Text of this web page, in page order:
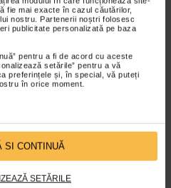
fie mai exacte în cazul căutărilor,
nostru. Partenerii noștri folosesc
publicitate personalizată pe baza
pentru a fi de acord cu aceste
setările” pentru a vă
preferințele și, în special, vă puteți
în orice moment.
SI CONTINUĂ
SETĂRILE
pot aparea ca
si comprimarii structurilor
si atunci vorbim de
pot aparea ca urmare a
in care vorbim de
cazul adenomului hipofizar